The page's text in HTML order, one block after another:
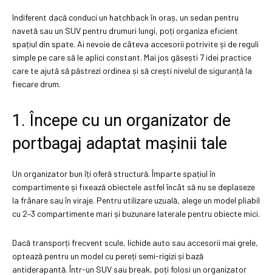
Indiferent dacă conduci un hatchback în oraș, un sedan pentru
navetă sau un SUV pentru drumuri lungi, poți organiza eficient
spațiul din spate. Ai nevoie de câteva accesorii potrivite și de reguli
simple pe care să le aplici constant. Mai jos găsești 7 idei practice
care te ajută să păstrezi ordinea și să crești nivelul de siguranță la
fiecare drum.
1. Începe cu un organizator de
portbagaj adaptat mașinii tale
Un organizator bun îți oferă structură. Împarte spațiul în
compartimente și fixează obiectele astfel încât să nu se deplaseze
la frânare sau în viraje. Pentru utilizare uzuală, alege un model pliabil
cu 2–3 compartimente mari și buzunare laterale pentru obiecte mici.
Dacă transporți frecvent scule, lichide auto sau accesorii mai grele,
optează pentru un model cu pereți semi-rigizi și bază
antiderapantă. Într-un SUV sau break, poți folosi un organizator